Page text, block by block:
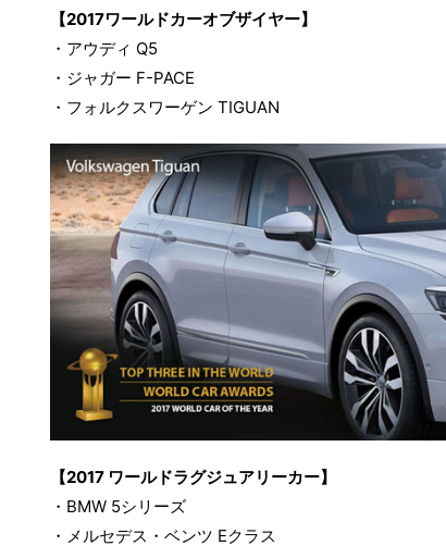
【2017ワールドカーオブザイヤー】
・アウディ Q5
・ジャガー F-PACE
・フォルクスワーゲン TIGUAN
【2017 ワールドラグジュアリーカー】
・BMW 5シリーズ
・メルセデス・ベンツ Eクラス